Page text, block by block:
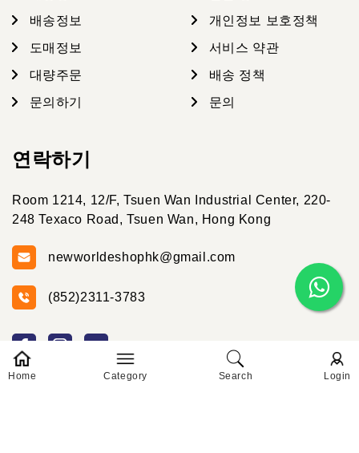
Home Category Search Login
배송정보
도매정보
대량주문
문의하기
개인정보 보호정책
서비스 약관
배송 정책
문의
연락하기
Room 1214, 12/F, Tsuen Wan Industrial Center, 220-
248 Texaco Road, Tsuen Wan, Hong Kong
newworldeshophk@gmail.com
(852)2311-3783